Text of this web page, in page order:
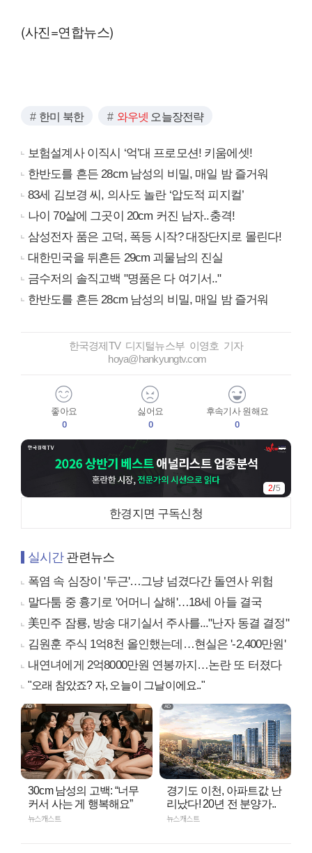
(사진=연합뉴스)
한미 북한 와우넷 오늘장전략
보험설계사 이직시 ‘억’대 프로모션! 키움에셋!
한반도를 흔든 28cm 남성의 비밀, 매일 밤 즐거워
83세 김보경 씨, 의사도 놀란 ‘압도적 피지컬’
나이 70살에 그곳이 20cm 커진 남자..충격!
삼성전자 품은 고덕, 폭등 시작? 대장단지로 몰린다!
대한민국을 뒤흔든 29cm 괴물남의 진실
금수저의 솔직고백 "명품은 다 여기서.."
한반도를 흔든 28cm 남성의 비밀, 매일 밤 즐거워
한국경제TV 디지털뉴스부 이영호 기자
hoya@hankyungtv.com
좋아요
0
싫어요
0
후속기사 원해요
0
2/5
한경지면 구독신청
실시간관련뉴스
폭염 속 심장이 '두근'…그냥 넘겼다간 돌연사 위험
말다툼 중 흉기로 '어머니 살해'…18세 아들 결국
美민주 잠룡, 방송 대기실서 주사를..."난자 동결 결정"
김원훈 주식 1억8천 올인했는데…현실은 '-2,400만원'
내연녀에게 2억8000만원 연봉까지…논란 또 터졌다
"오래 참았죠? 자, 오늘이 그날이에요.."
30cm 남성의 고백: “너무
커서 사는 게 행복해요”
뉴스캐스트
경기도 이천, 아파트값 난
리났다! 20년 전 분양가..
뉴스캐스트